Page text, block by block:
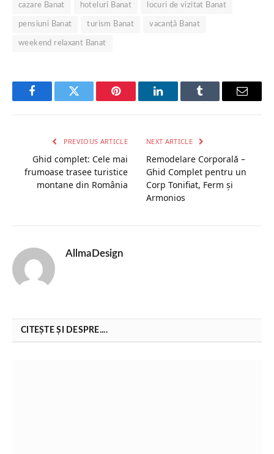
cazare Banat hoteluri Banat locuri de vizitat Banat
pensiuni Banat turism Banat vacanță Banat
weekend relaxant Banat
FacebookTwitter Pinterest LinkedInTumblr Email
PREVIOUS ARTICLE
Ghid complet: Cele mai
frumoase trasee turistice
montane din România
NEXT ARTICLE
Remodelare Corporală –
Ghid Complet pentru un
Corp Tonifiat, Ferm și
Armonios
AllmaDesign
CITEȘTE ȘI DESPRE....